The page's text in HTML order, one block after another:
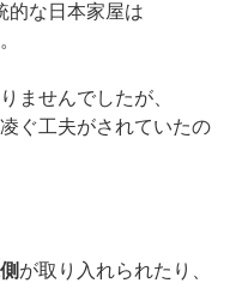
的な日本家屋は
ませんでしたが、
ぐ工夫がされていたの
が取り入れられたり、